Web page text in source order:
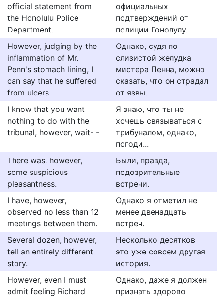
official statement from
the Honolulu Police
Department.
официальных
подтверждений от
полиции Гонолулу.
However, judging by the
inflammation of Mr.
Penn's stomach lining, I
can say that he suffered
from ulcers.
Однако, судя по
слизистой желудка
мистера Пенна, можно
сказать, что он страдал
от язвы.
I know that you want
nothing to do with the
tribunal, however, wait- -
Я знаю, что ты не
хочешь связываться с
трибуналом, однако,
погоди...
There was, however,
some suspicious
pleasantness.
Были, правда,
подозрительные
встречи.
I have, however,
observed no less than 12
meetings between them.
Однако я отметил не
менее двенадцать
встреч.
Several dozen, however,
tell an entirely different
story.
Несколько десятков
это уже совсем другая
история.
However, even I must
admit feeling Richard
Однако, даже я должен
признать здорово